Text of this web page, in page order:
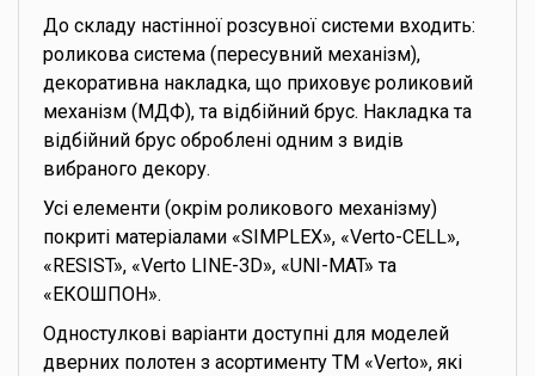
До складу настінної розсувної системи входить:
роликова система (пересувний механізм),
декоративна накладка, що приховує роликовий
механізм (МДФ), та відбійний брус. Накладка та
відбійний брус оброблені одним з видів
вибраного декору.
Усі елементи (окрім роликового механізму)
покриті матеріалами «SIMPLEX», «Verto-CELL»,
«RESIST», «Verto LINE-3D», «UNI-MAT» та
«ЕКОШПОН».
Одностулкові варіанти доступні для моделей
дверних полотен з асортименту ТМ «Verto», які